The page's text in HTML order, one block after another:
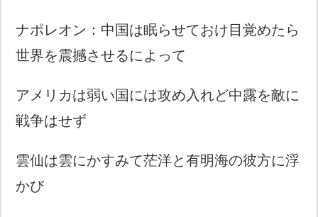
ナポレオン：中国は眠らせておけ目覚めたら
世界を震撼させるによって
アメリカは弱い国には攻め入れど中露を敵に
戦争はせず
雲仙は雲にかすみて茫洋と有明海の彼方に浮
かび